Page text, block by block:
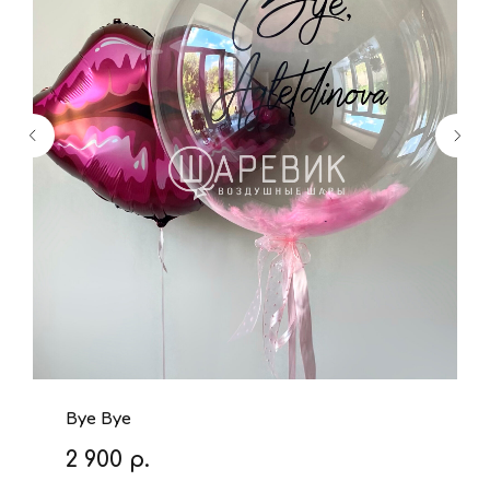
Bye Bye
2 900 р.